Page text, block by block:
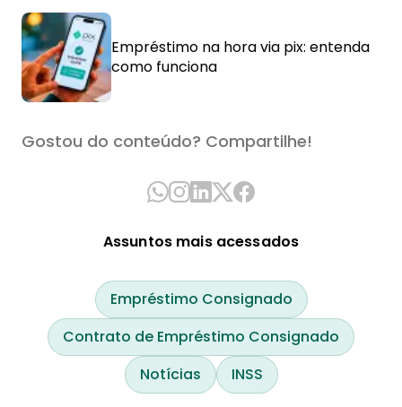
Empréstimo na hora via pix: entenda
como funciona
Gostou do conteúdo? Compartilhe!
Assuntos mais acessados
Empréstimo Consignado
Contrato de Empréstimo Consignado
Notícias
INSS